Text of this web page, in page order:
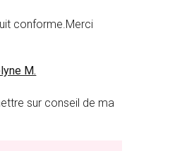
conforme.Merci
M.
sur conseil de ma